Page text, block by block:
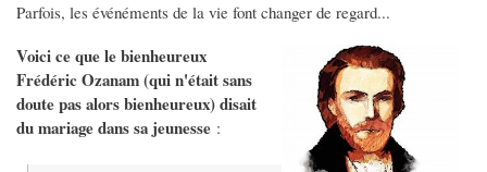
Parfois, les événéments de la vie font changer de regard...
Voici ce que le bienheureux
Frédéric Ozanam (qui n'était sans
doute pas alors bienheureux) disait
du mariage dans sa jeunesse :